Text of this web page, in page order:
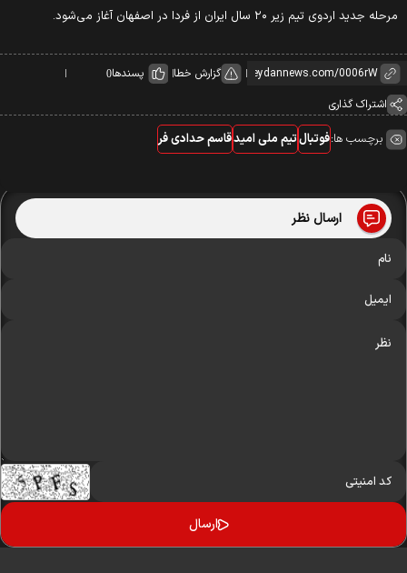
مرحله جدید اردوی تیم زیر ۲۰ سال ایران از فردا در اصفهان آغاز می‌شود.
گزارش خطا پسندها0
اشتراک گذاری
برچسب ها:فوتبالتیم ملی امیدقاسم حدادی فر
ارسال نظر